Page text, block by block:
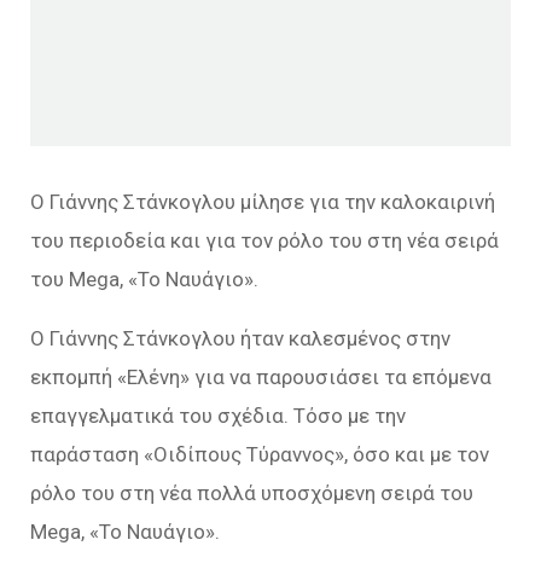
Ο Γιάννης Στάνκογλου μίλησε για την καλοκαιρινή
του περιοδεία και για τον ρόλο του στη νέα σειρά
του Mega, «Το Ναυάγιο».
Ο Γιάννης Στάνκογλου ήταν καλεσμένος στην
εκπομπή «Ελένη» για να παρουσιάσει τα επόμενα
επαγγελματικά του σχέδια. Τόσο με την
παράσταση «Οιδίπους Τύραννος», όσο και με τον
ρόλο του στη νέα πολλά υποσχόμενη σειρά του
Mega, «Το Ναυάγιο».